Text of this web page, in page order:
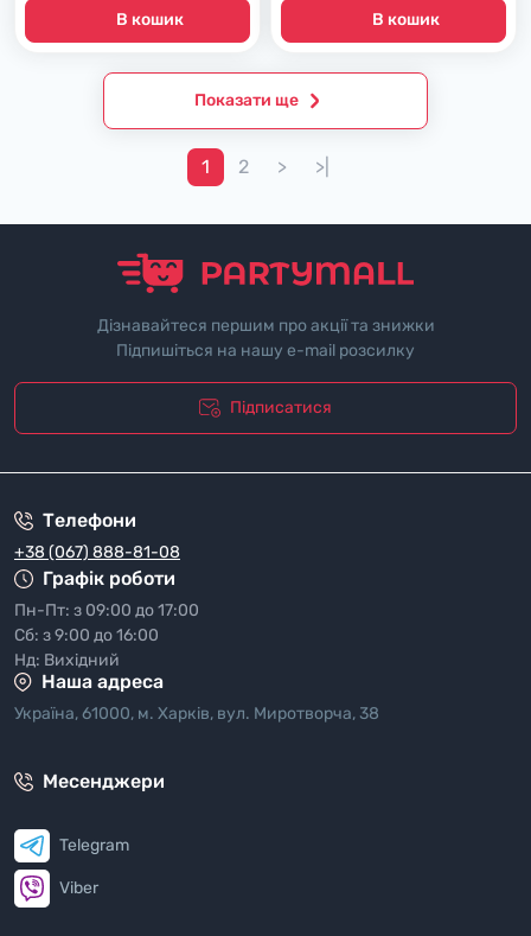
В кошик В кошик
Показати ще
1 2 > >|
Дізнавайтеся першим про акції та знижки
Підпишіться на нашу e-mail розсилку
Підписатися
Телефони
+38 (067) 888-81-08
Графік роботи
Пн-Пт: з 09:00 до 17:00
Сб: з 9:00 до 16:00
Нд: Вихідний
Наша адреса
Україна, 61000, м. Харків, вул. Миротворча, 38
Месенджери
Telegram
Viber